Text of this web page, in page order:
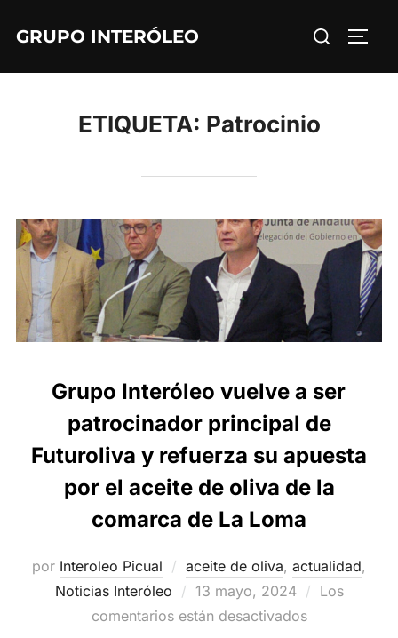
GRUPO INTERÓLEO Buscar:
ETIQUETA: Patrocinio
Grupo Interóleo vuelve a ser
patrocinador principal de
Futuroliva y refuerza su apuesta
por el aceite de oliva de la
comarca de La Loma
por Interoleo Picual aceite de oliva, actualidad,
Noticias Interóleo
Publicado
el
13 mayo, 2024
Los
comentarios están desactivados